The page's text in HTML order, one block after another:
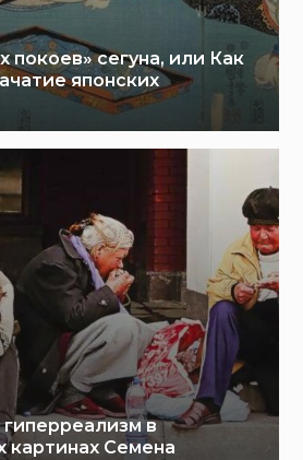
покоев» сегуна, или Как
японских
в
картинах Семена